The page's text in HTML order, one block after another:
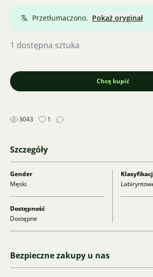
Przetłumaczono. Pokaż oryginał
1 dostępna sztuka
Chcę kupić
3043 1
Szczegóły
Gender
Męski
Dostępność
Dostępne
Bezpieczne zakupy u nas